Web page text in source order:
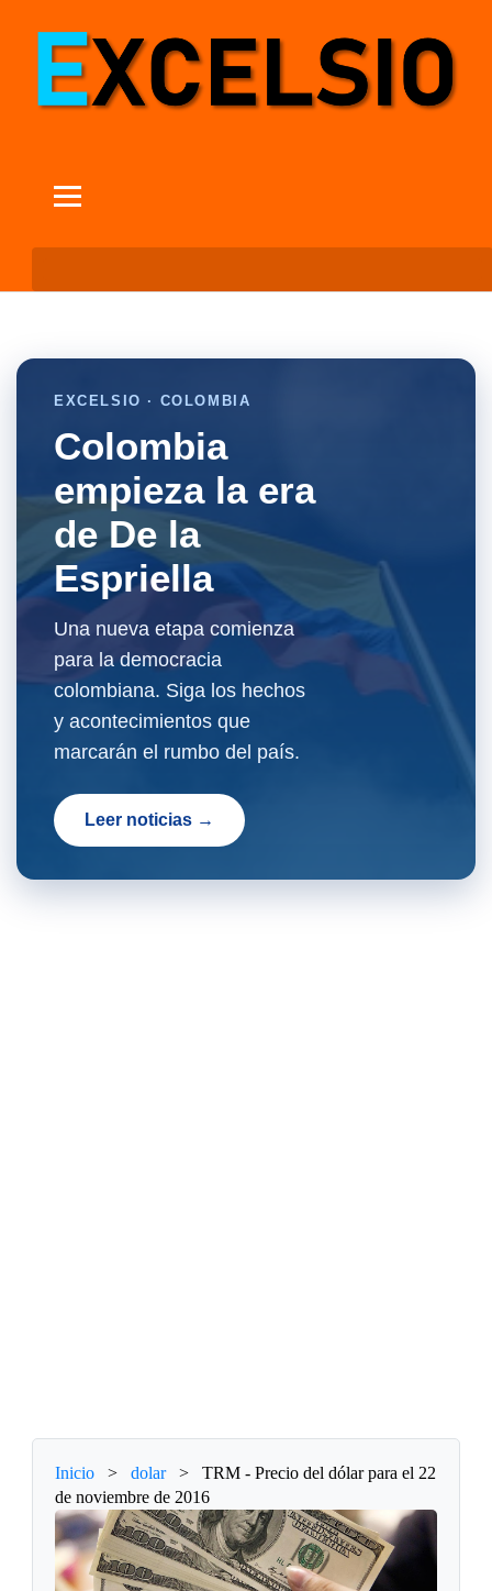
EXCELSIO · COLOMBIA
Colombia
empieza la era
de De la
Espriella
Una nueva etapa comienza
para la democracia
colombiana. Siga los hechos
y acontecimientos que
marcarán el rumbo del país.
Leer noticias →
Inicio > dolar >
TRM - Precio del dólar para el 22
de noviembre de 2016